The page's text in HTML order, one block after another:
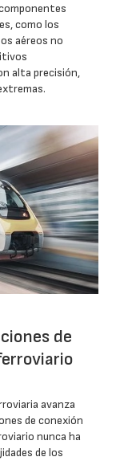
como los
aéreos no
alta precisión,
de
avanza
de conexión
nunca ha
de los